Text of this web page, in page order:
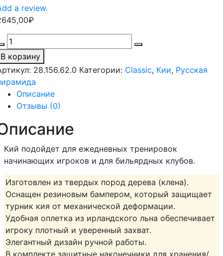
a review.
₽
Кий
для
русского
бильярда
2-
«Fury
F-
150»
(натуральный)
quantity
В корзину
28.156.62.0 Категории: Classic, Кии, Русская
Описание
Отзывы (0)
Кий подойдет для ежедневных тренировок
начинающих игроков и для бильярдных клубов.
Изготовлен из твердых пород дерева (клена).
Оснащен резиновым бампером, который защищает
турник кия от механической деформации.
Удобная оплетка из ирландского льна обеспечивает
игроку плотный и уверенный захват.
Элегантный дизайн ручной работы.